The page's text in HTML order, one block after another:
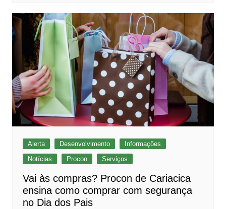
Alerta Desenvolvimento
Informações
Notícias
Procon Serviços
Vai às compras? Procon de Cariacica
ensina como comprar com segurança
no Dia dos Pais